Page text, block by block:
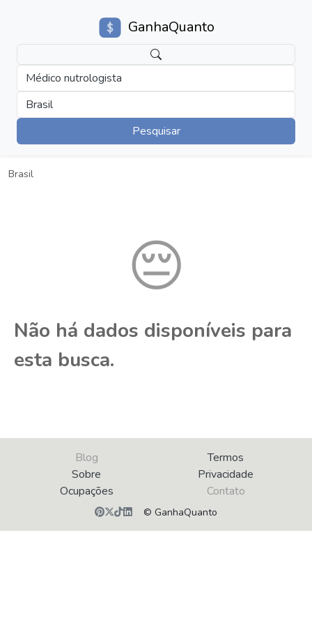
GanhaQuanto
Médico nutrologista
Brasil
Pesquisar
Brasil
😔
Não há dados disponíveis para
esta busca.
© GanhaQuanto
Blog
Sobre
Ocupações
Termos
Privacidade
Contato